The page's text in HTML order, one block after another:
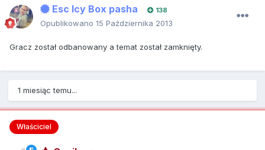
Esc Icy Box pasha 138
Opublikowano 15 Października 2013
Gracz został odbanowany a temat został zamknięty.
1 miesiąc temu...
Właściciel